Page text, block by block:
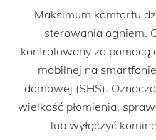
Maksimum komfortu
sterowania ogniem.
kontrolowany za pomocą
mobilnej na
domowej (SHS).
wielkość płomienia,
lub wyłączyć